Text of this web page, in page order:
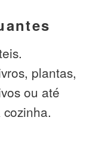
plantas,
ou até